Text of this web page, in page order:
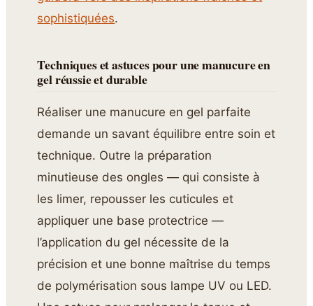
sophistiquées.
Techniques et astuces pour une manucure en
gel réussie et durable
Réaliser une manucure en gel parfaite
demande un savant équilibre entre soin et
technique. Outre la préparation
minutieuse des ongles — qui consiste à
les limer, repousser les cuticules et
appliquer une base protectrice —
l’application du gel nécessite de la
précision et une bonne maîtrise du temps
de polymérisation sous lampe UV ou LED.